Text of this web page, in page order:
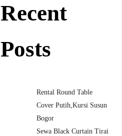
Recent
Posts
Rental Round Table
Cover Putih,Kursi Susun
Bogor
Sewa Black Curtain Tirai